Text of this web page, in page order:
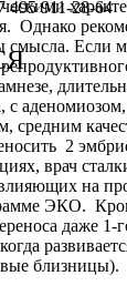
(Вопрос-
495 911-28-64
Однако
смысла. Если
с
средним
2
врач
на
ЭКО.
даже
близницы).